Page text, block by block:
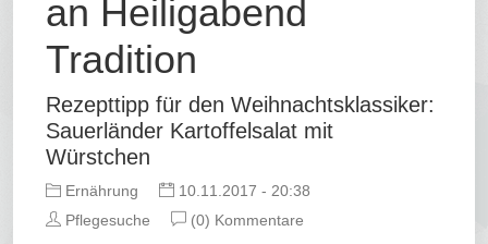
an Heiligabend
Tradition
Rezepttipp für den Weihnachtsklassiker:
Sauerländer Kartoffelsalat mit
Würstchen
Ernährung
10.11.2017 - 20:38
Pflegesuche
(0) Kommentare